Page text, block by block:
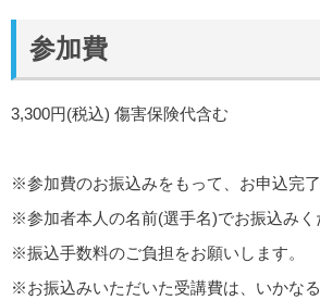
参加費
3,300円(税込) 傷害保険代含む
※参加費のお振込みをもって、お申込完了
※参加者本人の名前(選手名)でお振込みく
※振込手数料のご負担をお願いします。
※お振込みいただいた受講費は、いかな